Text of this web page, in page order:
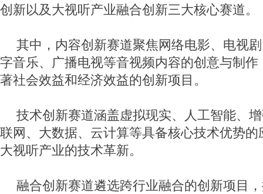
创新以及大视听产业融合创新三大核心赛道。
其中，内容创新赛道聚焦网络电影、电视
字音乐、广播电视等音视频内容的创意与制
著社会效益和经济效益的创新项目。
技术创新赛道涵盖虚拟现实、人工智能、
联网、大数据、云计算等具备核心技术优势
大视听产业的技术革新。
融合创新赛道遴选跨行业融合的创新项目